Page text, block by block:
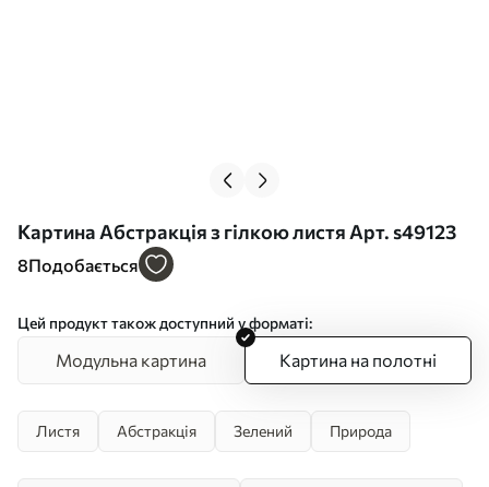
Картина Абстракція з гілкою листя Арт. s49123
8Подобається
Цей продукт також доступний у форматі:
Модульна картина Картина на полотні
Листя Абстракція Зелений Природа